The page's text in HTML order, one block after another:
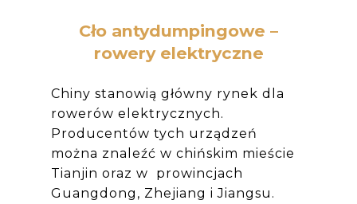
Cło antydumpingowe –
rowery elektryczne
Chiny stanowią główny rynek dla
rowerów elektrycznych.
Producentów tych urządzeń
można znaleźć w chińskim mieście
Tianjin oraz w prowincjach
Guangdong, Zhejiang i Jiangsu.